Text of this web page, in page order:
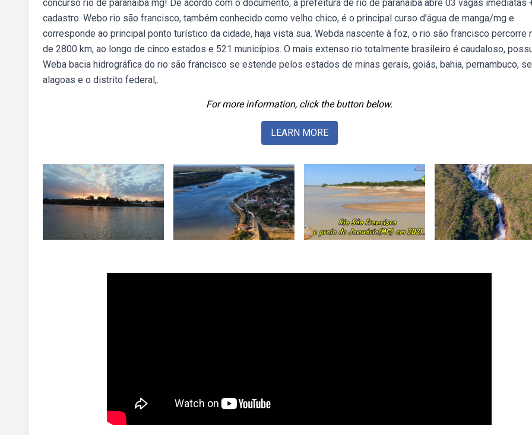
concurso rio de paranaíba mg! De acordo com o documento, a prefeitura de rio de paranaíba abre 03 vagas imediatas
cadastro. Webo rio são francisco, também conhecido como velho chico, é o principal curso d'água de manga/mg e
corresponde ao principal ponto turístico da cidade, haja vista sua. Webda nascente à foz, o rio são francisco percorre
de 2800 km, ao longo de cinco estados e 521 municípios. O mais extenso rio totalmente brasileiro é caudaloso,
Weba bacia hidrográfica do rio são francisco se estende pelos estados de minas gerais, goiás, bahia, pernambuco,
alagoas e o distrito federal,.
For more information, click the button below.
LEARN MORE